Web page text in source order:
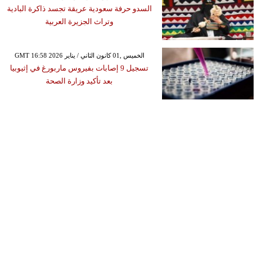
السدو حرفة سعودية عريقة تجسد ذاكرة البادية
وتراث الجزيرة العربية
GMT 16:58 2026 الخميس ,01 كانون الثاني / يناير
تسجيل 9 إصابات بفيروس ماربورغ في إثيوبيا
بعد تأكيد وزارة الصحة